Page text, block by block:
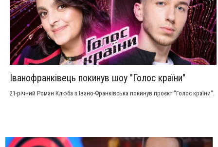
Іванофранківець покинув шоу "Голос країни"
21-річний Роман Клюба з Івано-Франківська покинув проєкт "Голос країни".